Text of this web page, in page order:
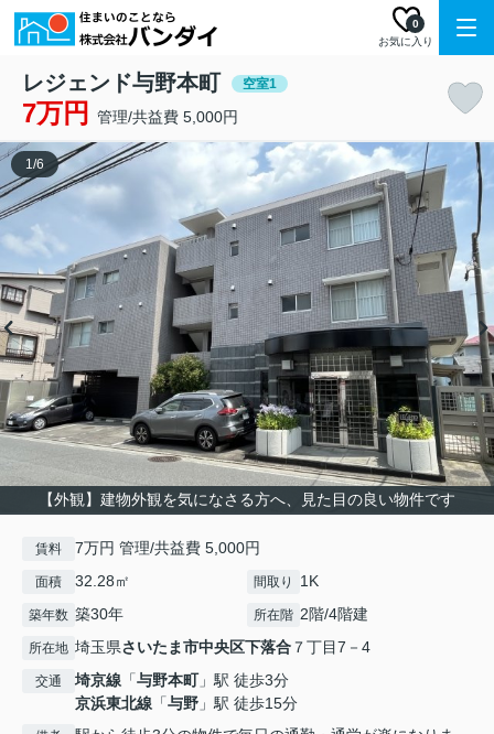
お気に入り
0
レジェンド与野本町 空室1
7万円 管理/共益費 5,000円
【外観】建物外観を気になさる方へ、見た目の良い物件です
1/6
賃料 7万円 管理/共益費 5,000円
面積 32.28㎡ 間取り 1K
築年数 築30年 所在階 2階/4階建
所在地 埼玉県さいたま市中央区下落合 ７丁目7－4
交通 埼京線 「与野本町」駅 徒歩3分
京浜東北線 「与野 」駅 徒歩15分